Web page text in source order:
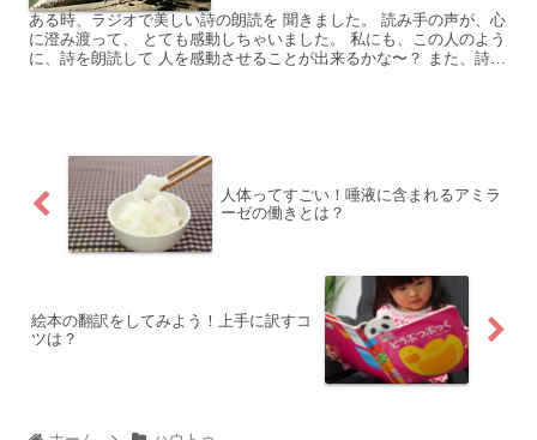
ある時、ラジオで美しい詩の朗読を 聞きました。 読み手の声が、心
に澄み渡って、 とても感動しちゃいました。 私にも、この人のよう
に、詩を朗読して 人を感動させることが出来るかな〜？ また、詩を
人体ってすごい！唾液に含まれるアミラ
ーゼの働きとは？
絵本の翻訳をしてみよう！上手に訳すコ
ツは？